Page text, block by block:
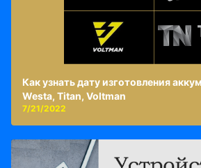
Как узнать дату изготовления
Westa, Titan, Voltman
7/21/2022